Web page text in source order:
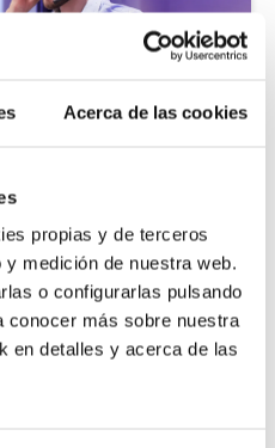
Acerca de las cookies
propias y de terceros
medición de nuestra web.
o configurarlas pulsando
conocer más sobre nuestra
en detalles y acerca de las
para medir
cliente